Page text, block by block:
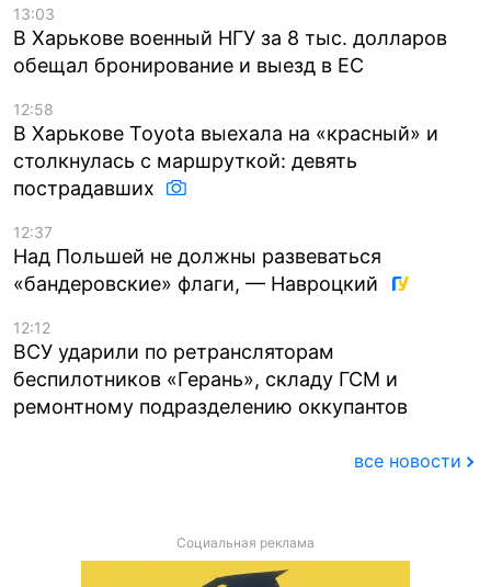
13:03
В Харькове военный НГУ за 8 тыс. долларов
обещал бронирование и выезд в ЕС
12:58
В Харькове Toyota выехала на «красный» и
столкнулась с маршруткой: девять
пострадавших
12:37
Над Польшей не должны развеваться
«бандеровские» флаги, — Навроцкий
12:12
ВСУ ударили по ретрансляторам
беспилотников «Герань», складу ГСМ и
ремонтному подразделению оккупантов
все новости
Социальная реклама